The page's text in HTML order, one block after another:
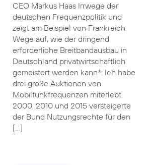
CEO Markus Haas Irrwege der
deutschen Frequenzpolitik und
zeigt am Beispiel von Frankreich
Wege auf, wie der dringend
erforderliche Breitbandausbau in
Deutschland privatwirtschaftlich
gemeistert werden kann*: Ich habe
drei große Auktionen von
Mobilfunkfrequenzen miterlebt.
2000, 2010 und 2015 versteigerte
der Bund Nutzungsrechte für den
[…]